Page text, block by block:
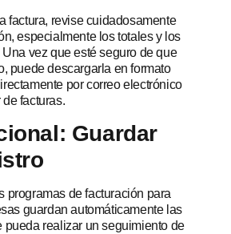
factura, revise cuidadosamente
especialmente los totales y los
vez que esté seguro de que
puede descargarla en formato
por correo electrónico
facturas.
Guardar
programas de facturación para
guardan automáticamente las
pueda realizar un seguimiento de